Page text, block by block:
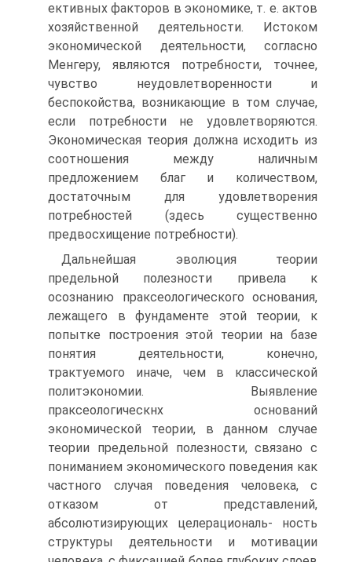
ективных факторов в экономике, т. е. актов
хозяйственной деятельности. Истоком
экономической деятельности, согласно
Менгеру, являются потребности, точнее,
чувство неудовлетворенности и
беспокойства, возникающие в том случае,
если потребности не удовлетворяются.
Экономическая теория должна исходить из
соотношения между наличным
предложением благ и количеством,
достаточным для удовлетворения
потребностей (здесь существенно
предвосхищение потребности).
Дальнейшая эволюция теории
предельной полезности привела к
осознанию праксеологического основания,
лежащего в фундаменте этой теории, к
попытке построения этой теории на базе
понятия деятельности, конечно,
трактуемого иначе, чем в классической
политэкономии. Выявление
праксеологическнх оснований
экономической теории, в данном случае
теории предельной полезности, связано с
пониманием экономического поведения как
частного случая поведения человека, с
отказом от представлений,
абсолютизирующих целерациональ- ность
структуры деятельности и мотивации